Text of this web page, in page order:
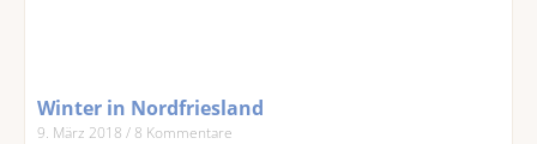
Winter in Nordfriesland
9. März 2018 8 Kommentare